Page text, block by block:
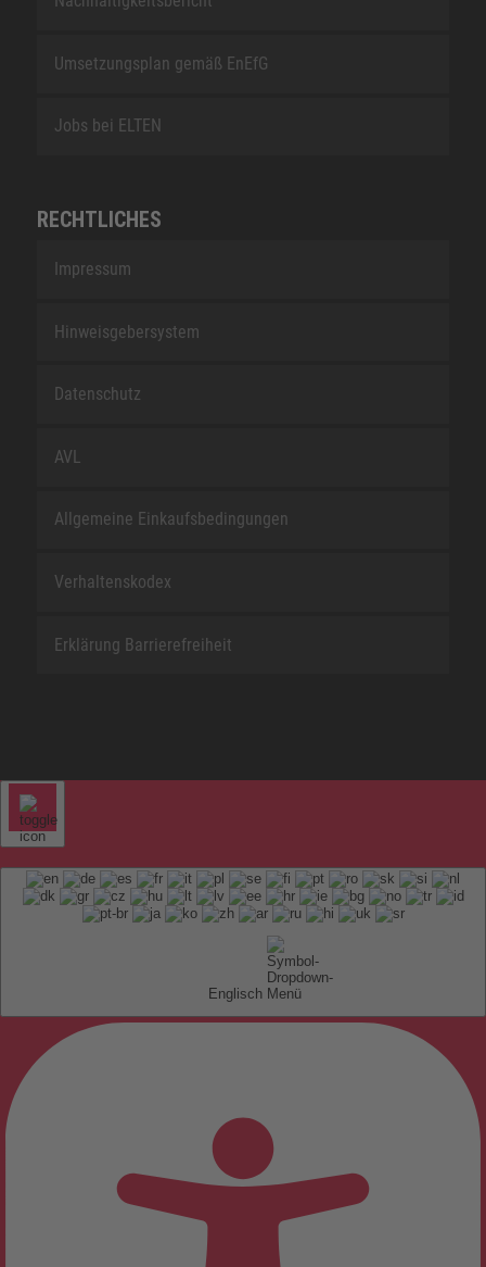
Umsetzungsplan gemäß EnEfG
Jobs bei ELTEN
RECHTLICHES
Impressum
Hinweisgebersystem
Datenschutz
AVL
Allgemeine Einkaufsbedingungen
Verhaltenskodex
Erklärung Barrierefreiheit
Englisch